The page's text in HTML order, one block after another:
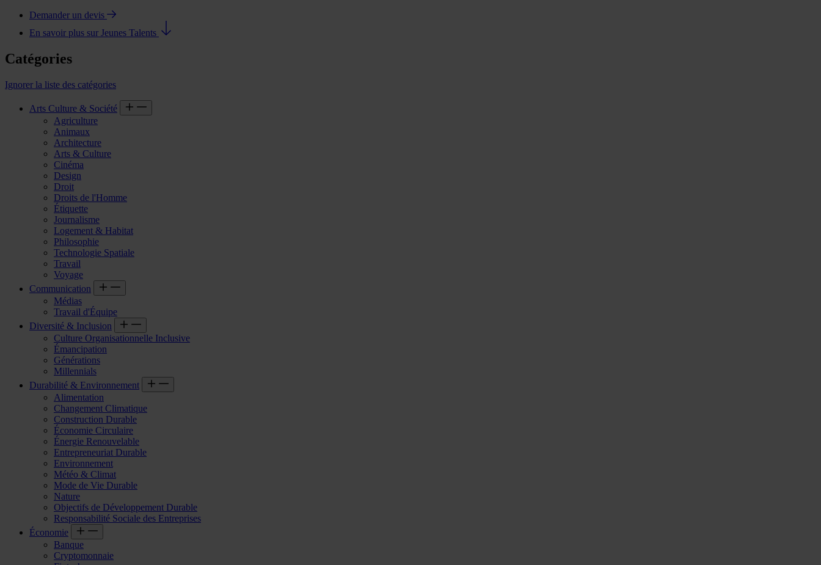
Demander un devis
En savoir plus sur Jeunes Talents
Catégories
Ignorer la liste des catégories
Arts Culture & Société
Agriculture
Animaux
Architecture
Arts & Culture
Cinéma
Design
Droit
Droits de l'Homme
Étiquette
Journalisme
Logement & Habitat
Philosophie
Technologie Spatiale
Travail
Voyage
Communication
Médias
Travail d'Équipe
Diversité & Inclusion
Culture Organisationnelle Inclusive
Émancipation
Générations
Millennials
Durabilité & Environnement
Alimentation
Changement Climatique
Construction Durable
Économie Circulaire
Énergie Renouvelable
Entrepreneuriat Durable
Environnement
Météo & Climat
Mode de Vie Durable
Nature
Objectifs de Développement Durable
Responsabilité Sociale des Entreprises
Économie
Banque
Cryptomonnaie